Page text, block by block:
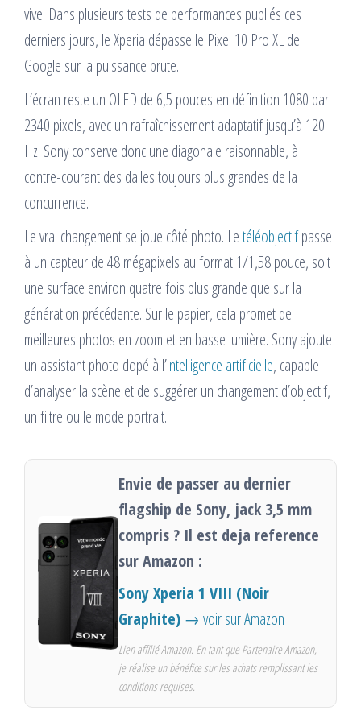
vive. Dans plusieurs tests de performances publiés ces
derniers jours, le Xperia dépasse le Pixel 10 Pro XL de
Google sur la puissance brute.
L’écran reste un OLED de 6,5 pouces en définition 1080 par
2340 pixels, avec un rafraîchissement adaptatif jusqu’à 120
Hz. Sony conserve donc une diagonale raisonnable, à
contre-courant des dalles toujours plus grandes de la
concurrence.
Le vrai changement se joue côté photo. Letéléobjectifpasse
à un capteur de 48 mégapixels au format 1/1,58 pouce, soit
une surface environ quatre fois plus grande que sur la
génération précédente. Sur le papier, cela promet de
meilleures photos en zoom et en basse lumière. Sony ajoute
un assistant photo dopé à l’intelligence artificielle, capable
d’analyser la scène et de suggérer un changement d’objectif,
un filtre ou le mode portrait.
Envie de passer au dernier
flagship de Sony, jack 3,5 mm
compris ? Il est deja reference
sur Amazon :
Sony Xperia 1 VIII (Noir
Graphite) → voir sur Amazon
Lien affilié Amazon. En tant que Partenaire Amazon,
je réalise un bénéfice sur les achats remplissant les
conditions requises.